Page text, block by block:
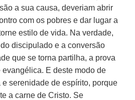
a sua causa, deveriam abrir
com os pobres e dar lugar a
estilo de vida. Na verdade,
discipulado e a conversão
que se torna partilha, a prova
E deste modo de
serenidade de espírito, porque
a carne de Cristo. Se